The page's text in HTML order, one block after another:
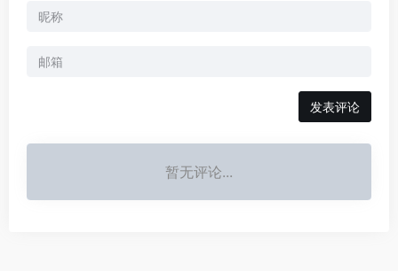
发表评论
暂无评论...